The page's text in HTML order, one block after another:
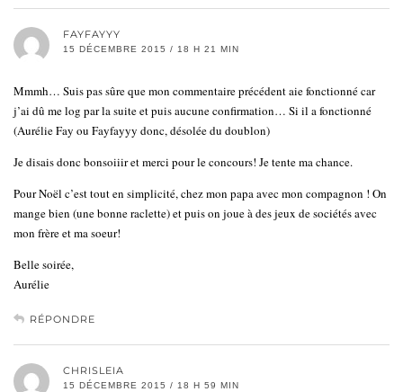
FAYFAYYY
15 DÉCEMBRE 2015 / 18 H 21 MIN
Mmmh… Suis pas sûre que mon commentaire précédent aie fonctionné car
j’ai dû me log par la suite et puis aucune confirmation… Si il a fonctionné
(Aurélie Fay ou Fayfayyy donc, désolée du doublon)
Je disais donc bonsoiiir et merci pour le concours! Je tente ma chance.
Pour Noël c’est tout en simplicité, chez mon papa avec mon compagnon ! On
mange bien (une bonne raclette) et puis on joue à des jeux de sociétés avec
mon frère et ma soeur!
Belle soirée,
Aurélie
RÉPONDRE
CHRISLEIA
15 DÉCEMBRE 2015 / 18 H 59 MIN